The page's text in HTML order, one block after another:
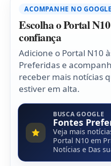
ACOMPANHE NO GOOGLE
Escolha o Portal
confiança
Adicione o Portal N10
Preferidas e
receber mais notícias
estiver em alta.
BUSCA GOOGLE
Fontes
Veja mais
Portal N10 em
Notícias e Das